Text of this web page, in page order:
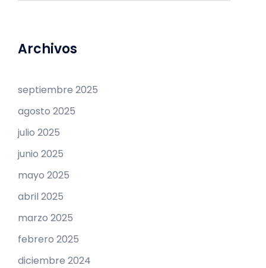
Archivos
septiembre 2025
agosto 2025
julio 2025
junio 2025
mayo 2025
abril 2025
marzo 2025
febrero 2025
diciembre 2024